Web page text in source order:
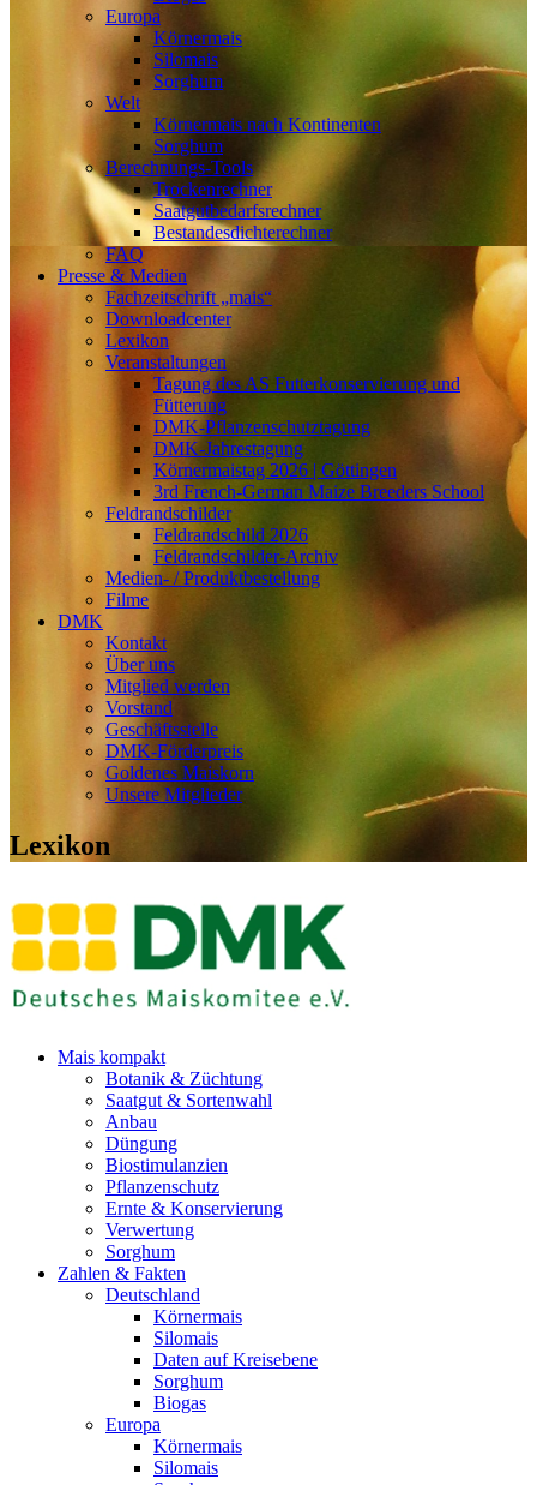
Europa
Körnermais
Silomais
Sorghum
Welt
Körnermais nach Kontinenten
Sorghum
Berechnungs-Tools
Trockenrechner
Saatgutbedarfsrechner
Bestandesdichterechner
FAQ
Presse & Medien
Fachzeitschrift „mais“
Downloadcenter
Lexikon
Veranstaltungen
Tagung des AS Futterkonservierung und
Fütterung
DMK-Pflanzenschutztagung
DMK-Jahrestagung
Körnermaistag 2026 | Göttingen
3rd French-German Maize Breeders School
Feldrandschilder
Feldrandschild 2026
Feldrandschilder-Archiv
Medien- / Produktbestellung
Filme
DMK
Kontakt
Über uns
Mitglied werden
Vorstand
Geschäftsstelle
DMK-Förderpreis
Goldenes Maiskorn
Unsere Mitglieder
Lexikon
Mais kompakt
Botanik & Züchtung
Saatgut & Sortenwahl
Anbau
Düngung
Biostimulanzien
Pflanzenschutz
Ernte & Konservierung
Verwertung
Sorghum
Zahlen & Fakten
Deutschland
Körnermais
Silomais
Daten auf Kreisebene
Sorghum
Biogas
Europa
Körnermais
Silomais